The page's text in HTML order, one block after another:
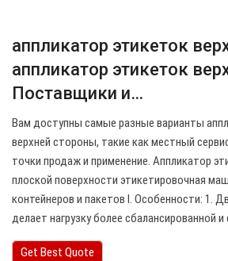
аппликатор этикеток
аппликатор этикеток
Поставщики и…
Вам доступны самые разные варианты
верхней стороны, такие как местный
точки продаж и применение. Аппликатор
плоской поверхности этикетировочная
контейнеров и пакетов Ⅰ. Особенности: 1.
делает нагрузку более сбалансированной и
Get Best Quote